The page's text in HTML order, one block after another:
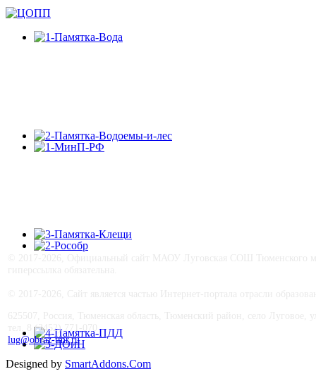
тел. 8 (3452) 771-070
lug@obraz-tmr.ru
Designed by SmartAddons.Com